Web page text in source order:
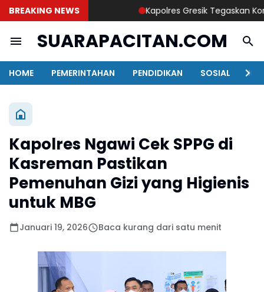
BREAKING NEWS Kapolres Gresik Tegaskan
SUARAPACITAN.COM
HOME PEMERINTAHAN PENDIDIKAN SOSIAL
Kapolres Ngawi Cek SPPG di
Kasreman Pastikan
Pemenuhan Gizi yang Higienis
untuk MBG
Januari 19, 2026 Baca kurang dari satu menit